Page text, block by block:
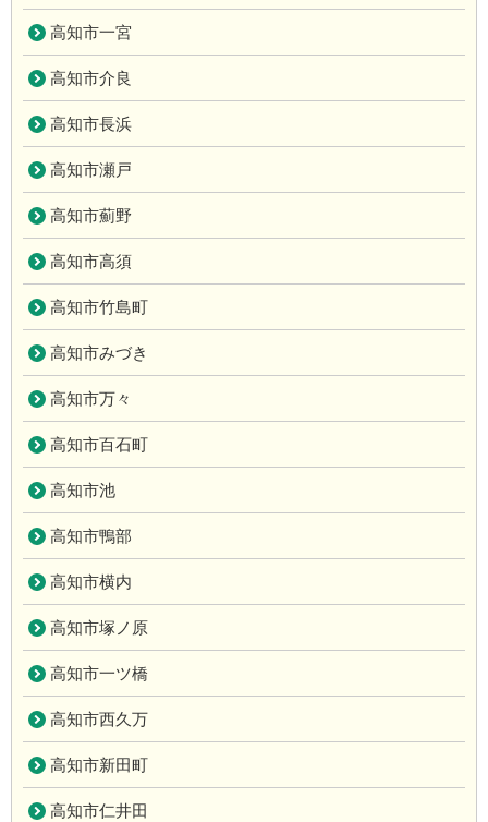
高知市一宮
高知市介良
高知市長浜
高知市瀬戸
高知市薊野
高知市高須
高知市竹島町
高知市みづき
高知市万々
高知市百石町
高知市池
高知市鴨部
高知市横内
高知市塚ノ原
高知市一ツ橋
高知市西久万
高知市新田町
高知市仁井田